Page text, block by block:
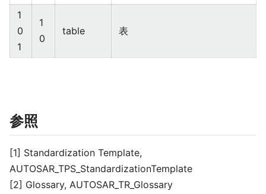
1
0
1
1
0
table 表
参照
[1] Standardization Template,
AUTOSAR_TPS_StandardizationTemplate
[2] Glossary, AUTOSAR_TR_Glossary